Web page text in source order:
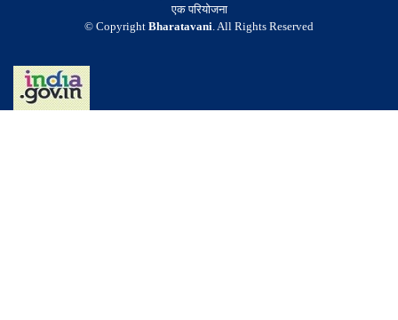
एक परियोजना
© Copyright Bharatavani. All Rights Reserved